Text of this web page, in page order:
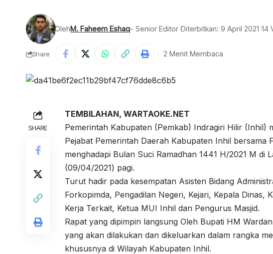
OlehM. Faheem Eshaq- Senior Editor Diterbitkan: 9 April 2021 14
Share 2 Menit Membaca
SHARE
TEMBILAHAN, WARTAOKE.NET
Pemerintah Kabupaten (Pemkab) Indragiri Hilir (Inhil)
Pejabat Pemerintah Daerah Kabupaten Inhil bersama
menghadapi Bulan Suci Ramadhan 1441 H/2021 M di
(09/04/2021) pagi.
Turut hadir pada kesempatan Asisten Bidang
Forkopimda, Pengadilan Negeri, Kejari, Kepala Dinas,
Kerja Terkait, Ketua MUI Inhil dan Pengurus Masjid.
Rapat yang dipimpin langsung Oleh Bupati HM
yang akan dilakukan dan dikeluarkan dalam rangka
khususnya di Wilayah Kabupaten Inhil.